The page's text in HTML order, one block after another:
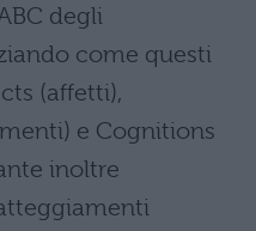
degli
come questi
(affetti),
e Cognitions
inoltre